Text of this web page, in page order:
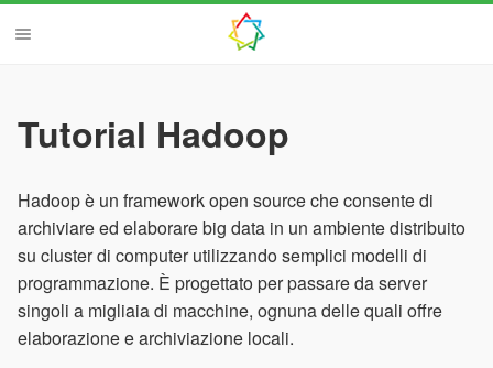
Tutorial Hadoop
Hadoop è un framework open source che consente di
archiviare ed elaborare big data in un ambiente distribuito
su cluster di computer utilizzando semplici modelli di
programmazione. È progettato per passare da server
singoli a migliaia di macchine, ognuna delle quali offre
elaborazione e archiviazione locali.